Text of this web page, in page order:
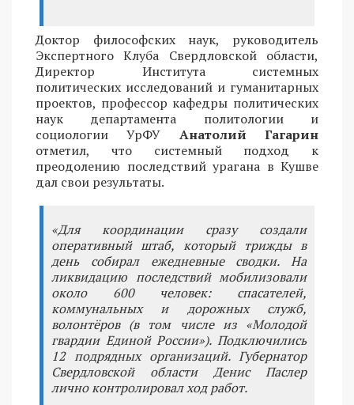
Доктор философских наук, руководитель
Экспертного Клуба Свердловской области,
Директор Института системных
политических исследований и гуманитарных
проектов, профессор кафедры политических
наук департамента политологии и
социологии УрФУ Анатолий Гагарин
отметил, что системный подход к
преодолению последствий урагана в Кушве
дал свои результаты.
«Для координации сразу создали
оперативный штаб, который трижды в
день собирал ежедневные сводки. На
ликвидацию последствий мобилизовали
около 600 человек: спасателей,
коммунальных и дорожных служб,
волонтёров (в том числе из «Молодой
гвардии Единой России»). Подключились
12 подрядных организаций. Губернатор
Свердловской области Денис Паслер
лично контролировал ход работ.